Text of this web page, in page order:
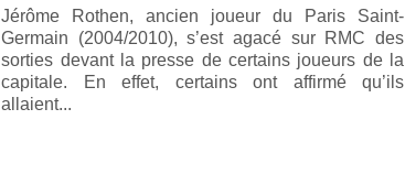
Jérôme Rothen, ancien joueur du Paris Saint-
Germain (2004/2010), s’est agacé sur RMC des
sorties devant la presse de certains joueurs de la
capitale. En effet, certains ont affirmé qu’ils
allaient...